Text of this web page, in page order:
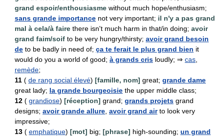
grand espoir/enthousiasme without much hope/enthusiasm;
sans grande importance not very important; il n'y a pas grand
mal à cela/à faire there isn't much harm in that/in doing; avoir
grand faim/soif to be very hungry/thirsty; avoir grand besoin
de to be badly in need of; ça te ferait le plus grand bien it
would do you a world of good; à grands cris loudly; ⇒ cas
remède;
11 ( de rang social élevé) [famille, nom] great; grande dame
great lady; la grande bourgeoisie the upper middle class;
12 ( grandiose) [réception] grand; grands projets grand
designs; avoir grande allure avoir grand airto look very
impressive;
13 ( emphatique) [mot] big; [phrase] high-sounding; un grand